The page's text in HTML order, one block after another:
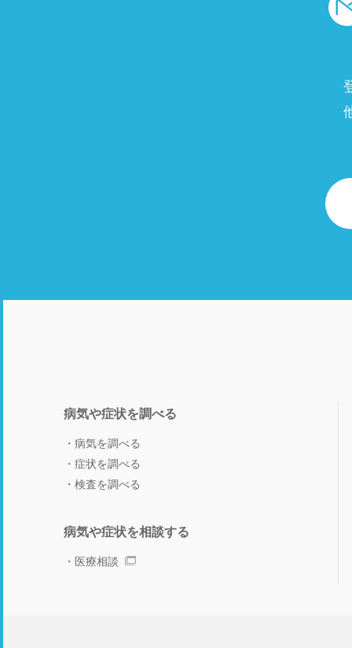
病気や症状を調べる
病気を調べる
症状を調べる
検査を調べる
病気や症状を相談する
医療相談